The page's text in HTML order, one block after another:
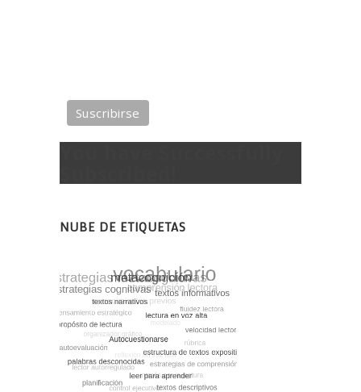
NUBE DE ETIQUETAS